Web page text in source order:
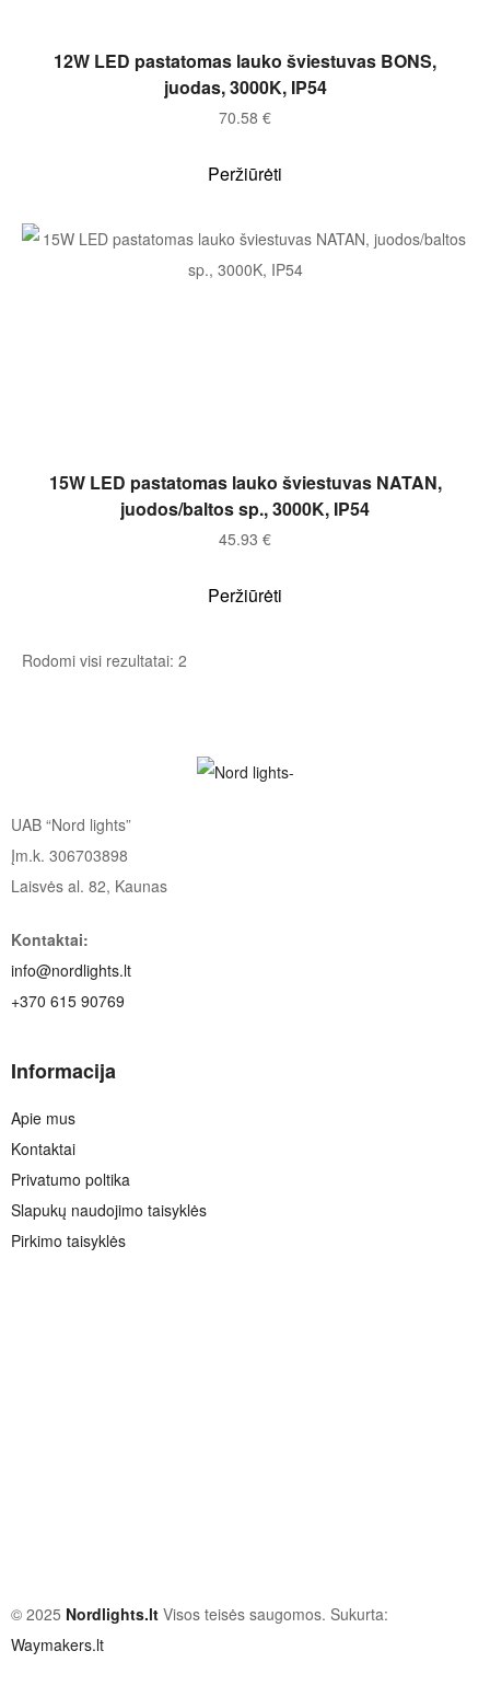
Į KREPŠELĮ
12W LED pastatomas lauko šviestuvas BONS,
juodas, 3000K, IP54
70.58 €
Peržiūrėti
Į KREPŠELĮ
15W LED pastatomas lauko šviestuvas NATAN,
juodos/baltos sp., 3000K, IP54
45.93 €
Peržiūrėti
Rodomi visi rezultatai: 2
UAB “Nord lights”
Įm.k. 306703898
Laisvės al. 82, Kaunas
Kontaktai:
info@nordlights.lt
+370 615 90769
Informacija
Apie mus
Kontaktai
Privatumo poltika
Slapukų naudojimo taisyklės
Pirkimo taisyklės
© 2025 Nordlights.lt Visos teisės saugomos. Sukurta:
Waymakers.lt